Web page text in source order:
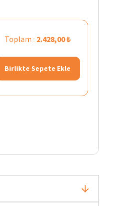
Toplam : 2.428,00 ₺
Birlikte Sepete Ekle